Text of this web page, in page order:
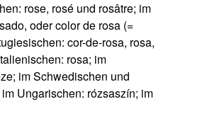
rose, rosé und rosâtre; im
oder color de rosa (=
cor-de-rosa, rosa,
rosa; im
im Schwedischen und
Ungarischen: rózsaszín; im